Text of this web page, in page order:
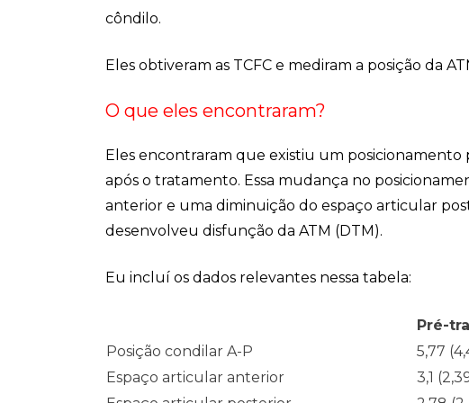
côndilo.
Eles obtiveram as TCFC e mediram a posição da
O que eles encontraram?
Eles encontraram que existiu um
após o tratamento. Essa mudança no
anterior e uma diminuição do espaço articular
desenvolveu disfunção da ATM (DTM).
Eu incluí os dados relevantes nessa tabela:
Pré-
Posição condilar A-P
5,77
Espaço articular anterior
3,1